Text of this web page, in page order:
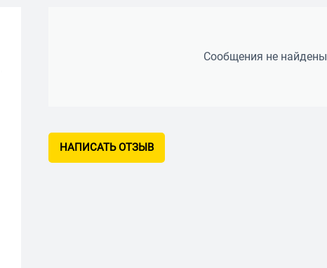
Сообщения не найдены
НАПИСАТЬ ОТЗЫВ